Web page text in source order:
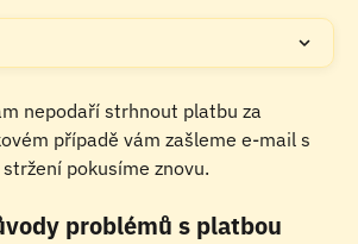
nepodaří strhnout platbu za
případě vám zašleme e-mail s
pokusíme znovu.
problémů s platbou